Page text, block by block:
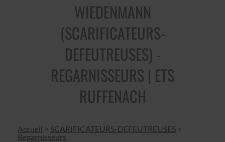
WIEDENMANN
(SCARIFICATEURS-
DEFEUTREUSES) -
REGARNISSEURS | ETS
RUFFENACH
Accueil > SCARIFICATEURS-DEFEUTREUSES >
Regarnisseurs